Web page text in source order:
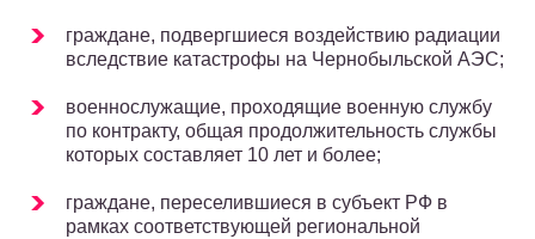
граждане, подвергшиеся воздействию радиации
вследствие катастрофы на Чернобыльской АЭС;
военнослужащие, проходящие военную службу
по контракту, общая продолжительность службы
которых составляет 10 лет и более;
граждане, переселившиеся в субъект РФ в
рамках соответствующей региональной